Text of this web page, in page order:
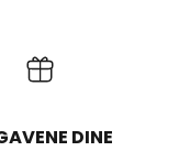
DINE